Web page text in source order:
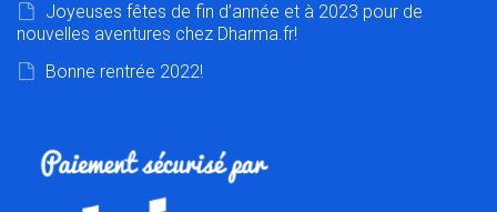
Joyeuses fêtes de fin d’année et à 2023 pour de
nouvelles aventures chez Dharma.fr!
Bonne rentrée 2022!